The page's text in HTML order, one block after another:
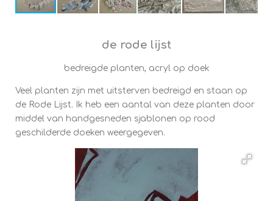
de rode lijst
bedreigde planten, acryl op doek
Veel planten zijn met uitsterven bedreigd en staan op
de Rode Lijst. Ik heb een aantal van deze planten door
middel van handgesneden sjablonen op rood
geschilderde doeken weergegeven.